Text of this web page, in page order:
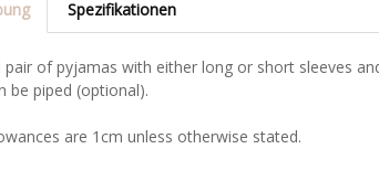
Spezifikationen
pair of pyjamas with either long or short sleeves
be piped (optional).
are 1cm unless otherwise stated.